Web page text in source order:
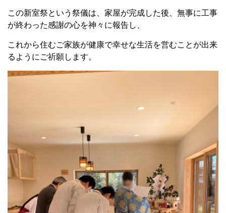
この新室祭という祭儀は、家屋が完成した後、無事に工事
が終わった感謝の心を神々に報告し、
これから住むご家族が健康で幸せな生活を営むことが出来
るようにご祈願します。